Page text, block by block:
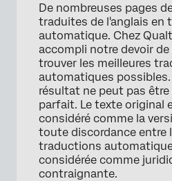
De nombreuses pages
traduites de l'anglais en
automatique. Chez
accompli notre devoir
trouver les meilleures
automatiques
résultat ne peut pas
parfait. Le texte original
considéré comme la
toute discordance entre
traductions
considérée comme
contraignante.